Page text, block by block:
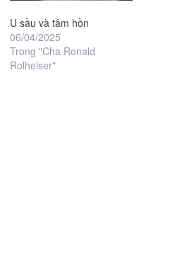
U sầu và tâm hồn
06/04/2025
Trong "Cha Ronald
Rolheiser"